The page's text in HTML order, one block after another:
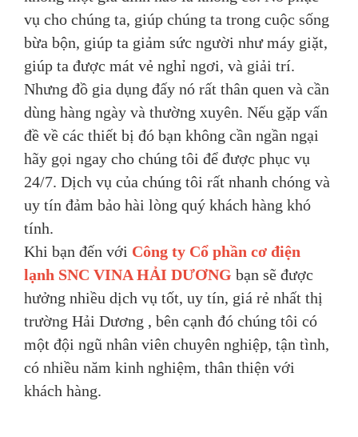
vụ cho chúng ta, giúp chúng ta trong cuộc sống
bừa bộn, giúp ta giảm sức người như máy giặt,
giúp ta được mát vẻ nghỉ ngơi, và giải trí.
Nhưng đồ gia dụng đấy nó rất thân quen và cần
dùng hàng ngày và thường xuyên. Nếu gặp vấn
đề về các thiết bị đó bạn không cần ngần ngại
hãy gọi ngay cho chúng tôi để được phục vụ
24/7. Dịch vụ của chúng tôi rất nhanh chóng và
uy tín đảm bảo hài lòng quý khách hàng khó
tính.
Khi bạn đến với Công ty Cổ phần cơ điện
lạnh SNC VINA HẢI DƯƠNG bạn sẽ được
hưởng nhiều dịch vụ tốt, uy tín, giá rẻ nhất thị
trường Hải Dương , bên cạnh đó chúng tôi có
một đội ngũ nhân viên chuyên nghiệp, tận tình,
có nhiều năm kinh nghiệm, thân thiện với
khách hàng.